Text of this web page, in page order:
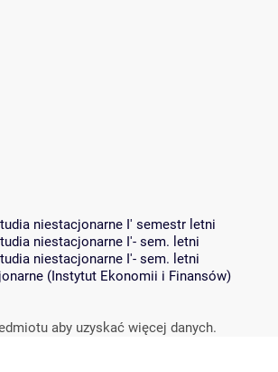
niestacjonarne I' semestr letni
niestacjonarne I'- sem. letni
niestacjonarne I'- sem. letni
(Instytut Ekonomii i Finansów)
aby uzyskać więcej danych.